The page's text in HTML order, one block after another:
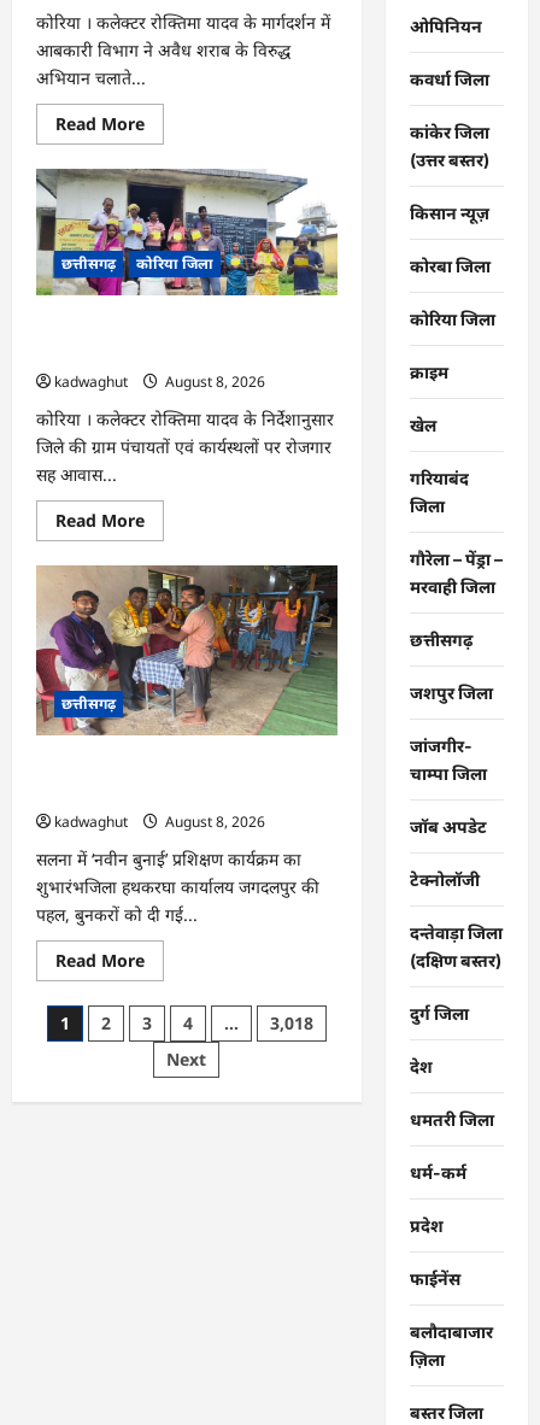
…
कोरिया । कलेक्टर रोक्तिमा यादव के मार्गदर्शन में
आबकारी विभाग ने अवैध शराब के विरुद्ध
अभियान चलाते...
Read MoreRead
more
CG
:
अवैध
शराब
पर
आबकारी
का
शिकंजा,
की
अंग्रेजी
शराब
जब्त
…
छत्तीसगढ़ कोरिया जिला
kadwaghut
August 8, 2026
कोरिया । कलेक्टर रोक्तिमा यादव के निर्देशानुसार
जिले की ग्राम पंचायतों एवं कार्यस्थलों पर रोजगार
सह आवास...
Read MoreRead
more
CG
:
ग्राम
पंचायतों
में
रोजगार
सह
आवास
दिवस
आयोजित
…
छत्तीसगढ़
kadwaghut
August 8, 2026
सलना में ‘नवीन बुनाई’ प्रशिक्षण कार्यक्रम का
शुभारंभजिला हथकरघा कार्यालय जगदलपुर की
पहल, बुनकरों को दी गई...
Read MoreRead
more
CG
:
राष्ट्रीय
हथकरघा
दिवस
Posts
1 2 3 4 …
3,018
Next
ओपिनियन
कवर्धा जिला
कांकेर जिला
(उत्तर बस्तर)
किसान न्यूज़
कोरबा जिला
कोरिया जिला
क्राइम
खेल
गरियाबंद
जिला
गौरेला – पेंड्रा –
मरवाही जिला
छत्तीसगढ़
जशपुर जिला
जांजगीर-
चाम्पा जिला
जॉब अपडेट
टेक्नोलॉजी
दन्तेवाड़ा जिला
(दक्षिण बस्तर)
दुर्ग जिला
देश
धमतरी जिला
धर्म-कर्म
प्रदेश
फाईनेंस
बलौदाबाजार
ज़िला
बस्तर जिला